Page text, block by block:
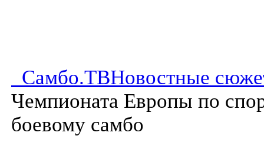
Самбо.ТВНовостные
Чемпионата Европы по
боевому самбо